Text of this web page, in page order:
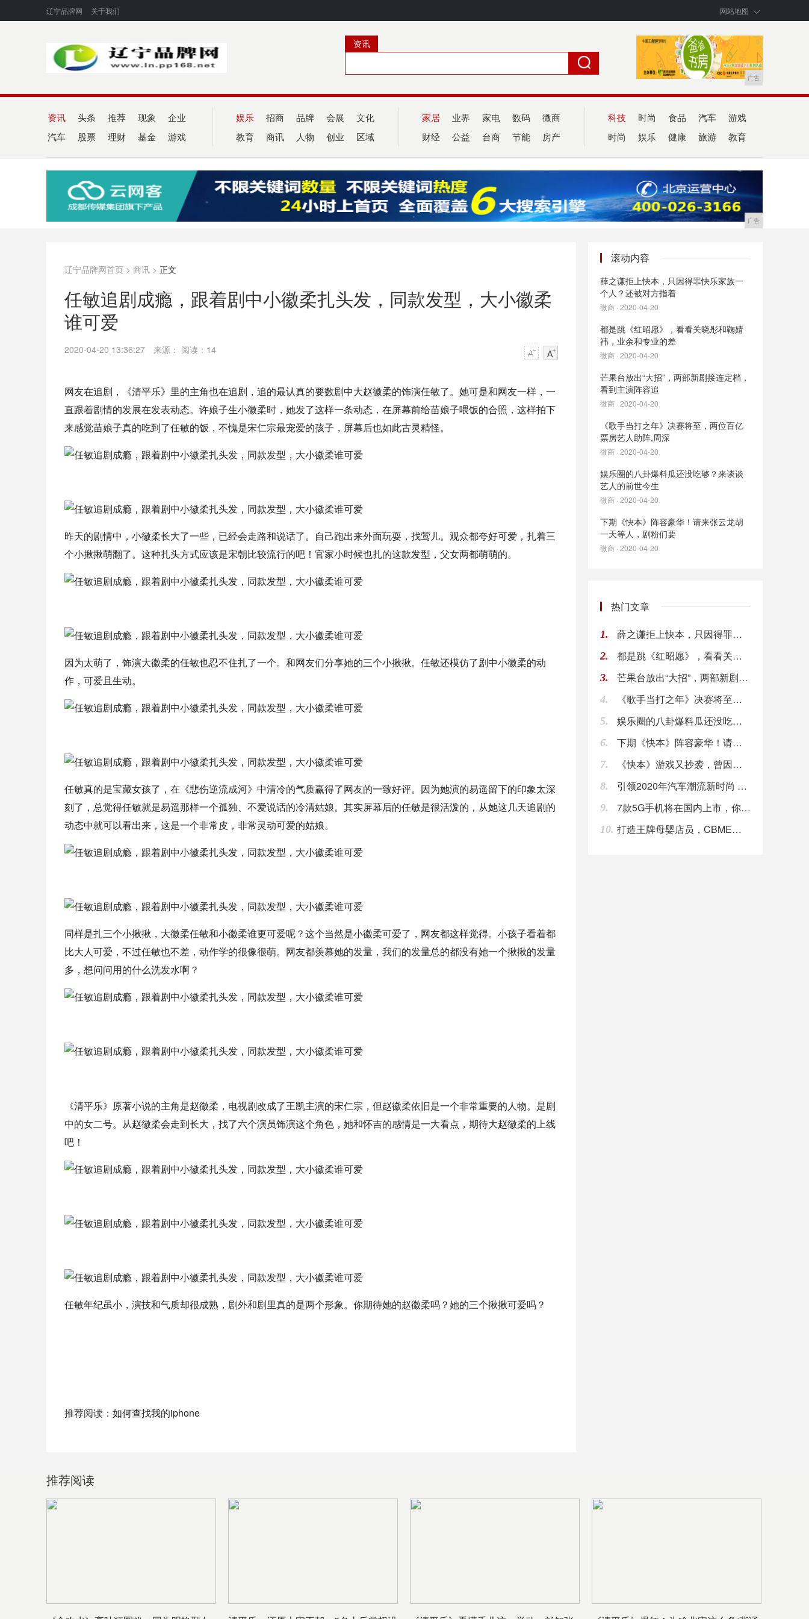
辽宁品牌网 关于我们 网站地图
资讯
广告
资讯 头条 推荐 现象 企业
汽车 股票 理财 基金 游戏
娱乐 招商 品牌 会展 文化
教育 商讯 人物 创业 区域
家居 业界 家电 数码 微商
财经 公益 台商 节能 房产
科技 时尚 食品 汽车 游戏
时尚 娱乐 健康 旅游 教育
广告
辽宁品牌网首页 > 商讯 > 正文
任敏追剧成瘾，跟着剧中小徽柔扎头发，同款发型，大小徽柔
谁可爱
2020-04-20 13:36:27 来源： 阅读：14
网友在追剧，《清平乐》里的主角也在追剧，追的最认真的要数剧中大赵徽柔的饰演任敏了。她可是和网友一样，一
直跟着剧情的发展在发表动态。许娘子生小徽柔时，她发了这样一条动态，在屏幕前给苗娘子喂饭的合照，这样拍下
来感觉苗娘子真的吃到了任敏的饭，不愧是宋仁宗最宠爱的孩子，屏幕后也如此古灵精怪。
昨天的剧情中，小徽柔长大了一些，已经会走路和说话了。自己跑出来外面玩耍，找莺儿。观众都夸好可爱，扎着三
个小揪揪萌翻了。这种扎头方式应该是宋朝比较流行的吧！官家小时候也扎的这款发型，父女两都萌萌的。
因为太萌了，饰演大徽柔的任敏也忍不住扎了一个。和网友们分享她的三个小揪揪。任敏还模仿了剧中小徽柔的动
作，可爱且生动。
任敏真的是宝藏女孩了，在《悲伤逆流成河》中清冷的气质赢得了网友的一致好评。因为她演的易遥留下的印象太深
刻了，总觉得任敏就是易遥那样一个孤独、不爱说话的冷清姑娘。其实屏幕后的任敏是很活泼的，从她这几天追剧的
动态中就可以看出来，这是一个非常皮，非常灵动可爱的姑娘。
同样是扎三个小揪揪，大徽柔任敏和小徽柔谁更可爱呢？这个当然是小徽柔可爱了，网友都这样觉得。小孩子看着都
比大人可爱，不过任敏也不差，动作学的很像很萌。网友都羡慕她的发量，我们的发量总的都没有她一个揪揪的发量
多，想问问用的什么洗发水啊？
《清平乐》原著小说的主角是赵徽柔，电视剧改成了王凯主演的宋仁宗，但赵徽柔依旧是一个非常重要的人物。是剧
中的女二号。从赵徽柔会走到长大，找了六个演员饰演这个角色，她和怀吉的感情是一大看点，期待大赵徽柔的上线
吧！
任敏年纪虽小，演技和气质却很成熟，剧外和剧里真的是两个形象。你期待她的赵徽柔吗？她的三个揪揪可爱吗？
推荐阅读： 如何查找我的iphone
滚动内容
薛之谦拒上快本，只因得罪快乐家族一
个人？还被对方指着
微商 · 2020-04-20
都是跳《红昭愿》，看看关晓彤和鞠婧
祎，业余和专业的差
微商 · 2020-04-20
芒果台放出“大招”，两部新剧接连定档，
看到主演阵容追
微商 · 2020-04-20
《歌手当打之年》决赛将至，两位百亿
票房艺人助阵,周深
微商 · 2020-04-20
娱乐圈的八卦爆料瓜还没吃够？来谈谈
艺人的前世今生
微商 · 2020-04-20
下期《快本》阵容豪华！请来张云龙胡
一天等人，剧粉们要
微商 · 2020-04-20
热门文章
1. 薛之谦拒上快本，只因得罪快乐家族一个人？还被对
2. 都是跳《红昭愿》，看看关晓彤和鞠婧祎，业余和专
3. 芒果台放出“大招”，两部新剧接连定档，看到主演
4. 《歌手当打之年》决赛将至，两位百亿票房艺人助阵
5. 娱乐圈的八卦爆料瓜还没吃够？来谈谈艺人的前世今
6. 下期《快本》阵容豪华！请来张云龙胡一天等人，剧
7. 《快本》游戏又抄袭，曾因抄袭被骂仍不长记性，网
8. 引领2020年汽车潮流新时尚 新款冠道“大不同
9. 7款5G手机将在国内上市，你最期待哪一款呢
10. 打造王牌母婴店员，CBME启动“王牌达人养成计
推荐阅读